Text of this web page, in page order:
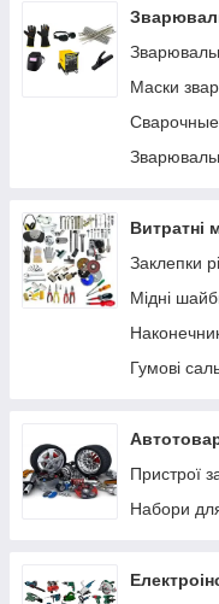
Заправні
Фільтри
Паливні
Ручні
Маски
Витратні
Заклепки
Мідні
Гумові
Пристрої
Набори